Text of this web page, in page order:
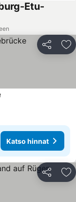
Etu-
Jaa
Katso hinnat
Jaa